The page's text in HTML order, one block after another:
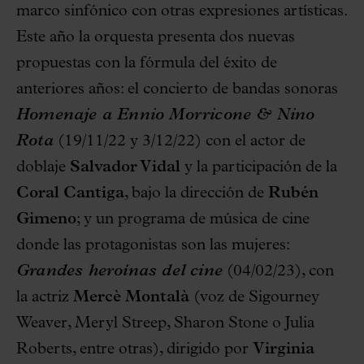
marco sinfónico con otras expresiones artísticas.
Este año la orquesta presenta dos nuevas
propuestas con la fórmula del éxito de
anteriores años: el concierto de bandas sonoras
Homenaje a Ennio Morricone & Nino
Rota (19/11/22 y 3/12/22) con el actor de
doblaje Salvador Vidal y la participación de la
Coral Cantiga, bajo la dirección de Rubén
Gimeno; y un programa de música de cine
donde las protagonistas son las mujeres:
Grandes heroínas del cine (04/02/23), con
la actriz Mercè Montalà (voz de Sigourney
Weaver, Meryl Streep, Sharon Stone o Julia
Roberts, entre otras), dirigido por Virginia